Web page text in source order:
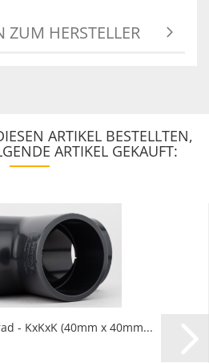
HERSTELLER
ARTIKEL BESTELLTEN,
ARTIKEL GEKAUFT:
- KxKxK (40mm x 40mm...